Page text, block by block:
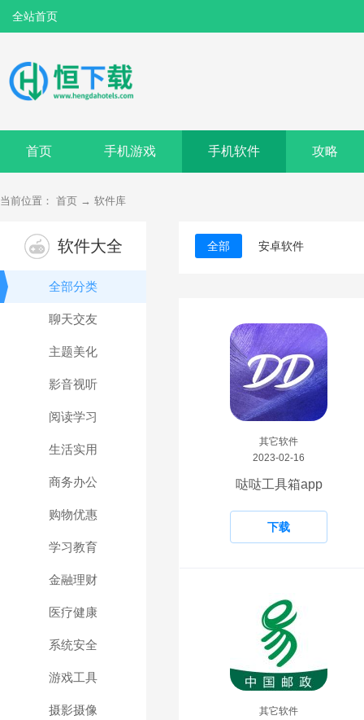
全站首页
首页 手机游戏 手机软件 攻略
当前位置： 首页 → 软件库
软件大全
全部分类
聊天交友
主题美化
影音视听
阅读学习
生活实用
商务办公
购物优惠
学习教育
金融理财
医疗健康
系统安全
游戏工具
摄影摄像
全部 安卓软件
其它软件
2023-02-16
哒哒工具箱app
下载
其它软件